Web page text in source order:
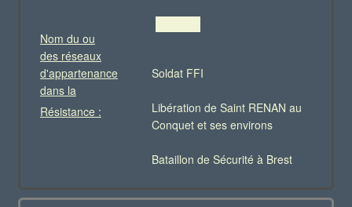
Nom du ou
des réseaux
d'appartenance
dans la
Résistance :
Soldat FFI
Libération de Saint RENAN au
Conquet et ses environs
Bataillon de Sécurité à Brest